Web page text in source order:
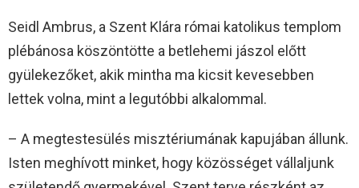
Seidl Ambrus, a Szent Klára római katolikus templom
plébánosa köszöntötte a betlehemi jászol előtt
gyülekezőket, akik mintha ma kicsit kevesebben
lettek volna, mint a legutóbbi alkalommal.
– A megtestesülés misztériumának kapujában állunk.
Isten meghívott minket, hogy közösséget vállaljunk